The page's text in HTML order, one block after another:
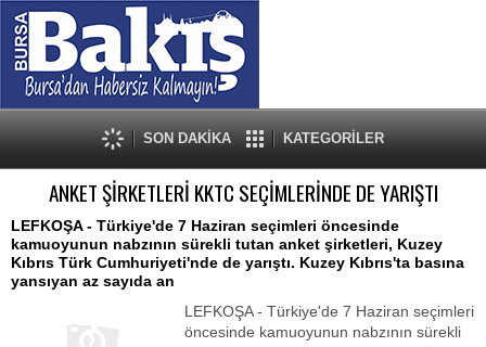
SON DAKİKA KATEGORİLER
ANKET ŞİRKETLERİ KKTC SEÇİMLERİNDE DE YARIŞTI
LEFKOŞA - Türkiye'de 7 Haziran seçimleri öncesinde
kamuoyunun nabzının sürekli tutan anket şirketleri, Kuzey
Kıbrıs Türk Cumhuriyeti'nde de yarıştı. Kuzey Kıbrıs'ta basına
yansıyan az sayıda an
LEFKOŞA - Türkiye'de 7 Haziran seçimleri
öncesinde kamuoyunun nabzının sürekli